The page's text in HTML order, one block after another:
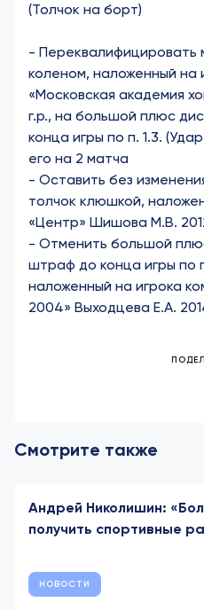
(Толчок на борт)
-
коленом, наложенный на
«Московская академия
г.р., на большой плюс
конца игры по п. 1.3.
его на 2 матча
- Оставить без
толчок клюшкой,
«Центр» Шишова М.В.
- Отменить большой
штраф до конца игры по
наложенный на игрока
2004» Выходцева Е.А.
Смотрите также
Андрей Николишин:
получить спортивные
НОВОСТИ